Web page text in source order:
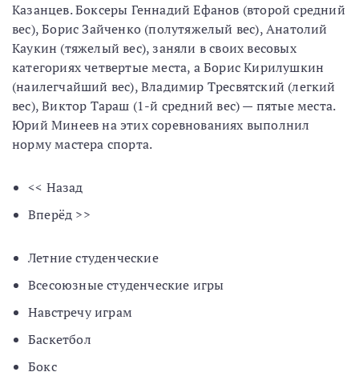
Казанцев. Боксеры Геннадий Ефанов (второй средний
вес), Борис Зайченко (полутяжелый вес), Анатолий
Каукин (тяжелый вес), заняли в своих весовых
категориях четвертые места, а Борис Кирилушкин
(наилегчайший вес), Владимир Тресвятский (легкий
вес), Виктор Тараш (1-й средний вес) — пятые места.
Юрий Минеев на этих соревнованиях выполнил
норму мастера спорта.
<< Назад
Вперёд >>
Летние студенческие
Всесоюзные студенческие игры
Навстречу играм
Баскетбол
Бокс